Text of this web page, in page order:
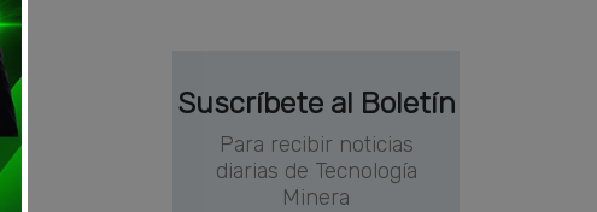
Suscríbete al Boletín
Para recibir noticias
diarias de Tecnología
Minera